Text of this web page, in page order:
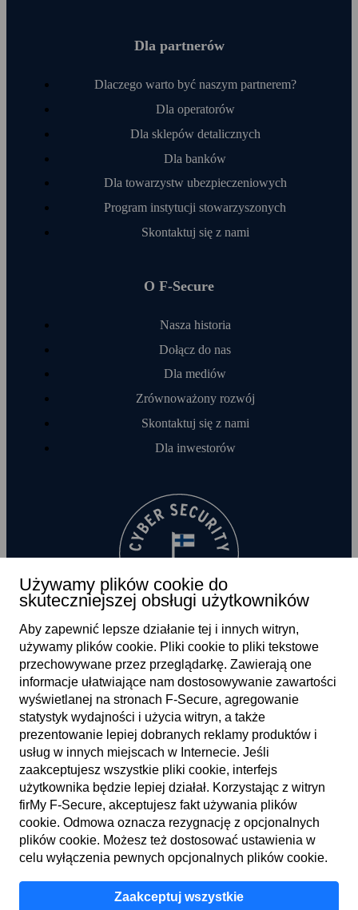
Dla partnerów
Dlaczego warto być naszym partnerem?
Dla operatorów
Dla sklepów detalicznych
Dla banków
Dla towarzystw ubezpieczeniowych
Program instytucji stowarzyszonych
Skontaktuj się z nami
O F‑Secure
Nasza historia
Dołącz do nas
Dla mediów
Zrównoważony rozwój
Skontaktuj się z nami
Dla inwestorów
PL
Warunki użytkowania
Zasady zachowania poufności
Pliki cookie
Używamy plików cookie do
skuteczniejszej obsługi użytkowników
Aby zapewnić lepsze działanie tej i innych witryn,
używamy plików cookie. Pliki cookie to pliki tekstowe
przechowywane przez przeglądarkę. Zawierają one
informacje ułatwiające nam dostosowywanie zawartości
wyświetlanej na stronach F‑Secure, agregowanie
statystyk wydajności i użycia witryn, a także
prezentowanie lepiej dobranych reklamy produktów i
usług w innych miejscach w Internecie. Jeśli
zaakceptujesz wszystkie pliki cookie, interfejs
użytkownika będzie lepiej działał. Korzystając z witryn
firMy F‑Secure, akceptujesz fakt używania plików
cookie. Odmowa oznacza rezygnację z opcjonalnych
plików cookie. Możesz też dostosować ustawienia w
celu wyłączenia pewnych opcjonalnych plików cookie.
Zaakceptuj wszystkie